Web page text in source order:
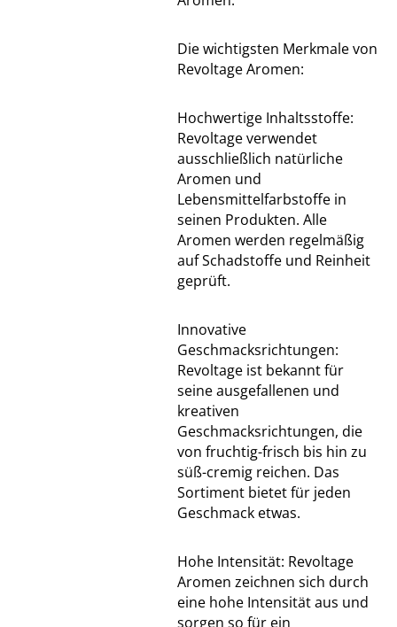
Die wichtigsten Merkmale von
Revoltage Aromen:
Hochwertige Inhaltsstoffe:
Revoltage verwendet
ausschließlich natürliche
Aromen und
Lebensmittelfarbstoffe in
seinen Produkten. Alle
Aromen werden regelmäßig
auf Schadstoffe und Reinheit
geprüft.
Innovative
Geschmacksrichtungen:
Revoltage ist bekannt für
seine ausgefallenen und
kreativen
Geschmacksrichtungen, die
von fruchtig-frisch bis hin zu
süß-cremig reichen. Das
Sortiment bietet für jeden
Geschmack etwas.
Hohe Intensität: Revoltage
Aromen zeichnen sich durch
eine hohe Intensität aus und
sorgen so für ein